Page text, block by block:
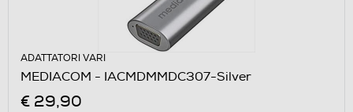
ADATTATORI VARI
MEDIACOM - IACMDMMDC307-Silver
€ 29,90